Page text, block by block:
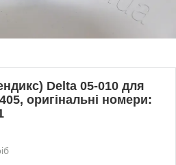
Delta 05-010 для
оригінальні номери: